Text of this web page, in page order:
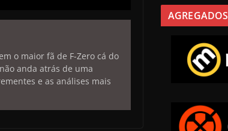
o maior fã de F-Zero cá do
anda atrás de uma
e as análises mais
AGREGADOS